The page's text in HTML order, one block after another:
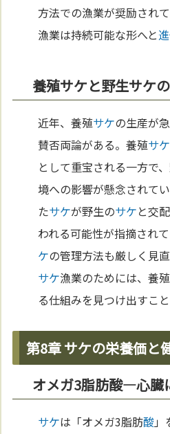
方法での漁業が奨励され
漁業は持続可能な形へと
養殖サケと野生サケ
近年、養殖サケの生産が
賛否両論がある。養殖サケ
として重宝される一方で
境への影響が懸念されて
たサケが野生のサケと交
われる可能性が指摘され
ケの管理方法も厳しく見
サケ漁業のためには、養
る仕組みを見つけ出すこ
第8章 サケの栄養価と
オメガ3脂肪酸—心臓
サケは「オメガ3脂肪酸